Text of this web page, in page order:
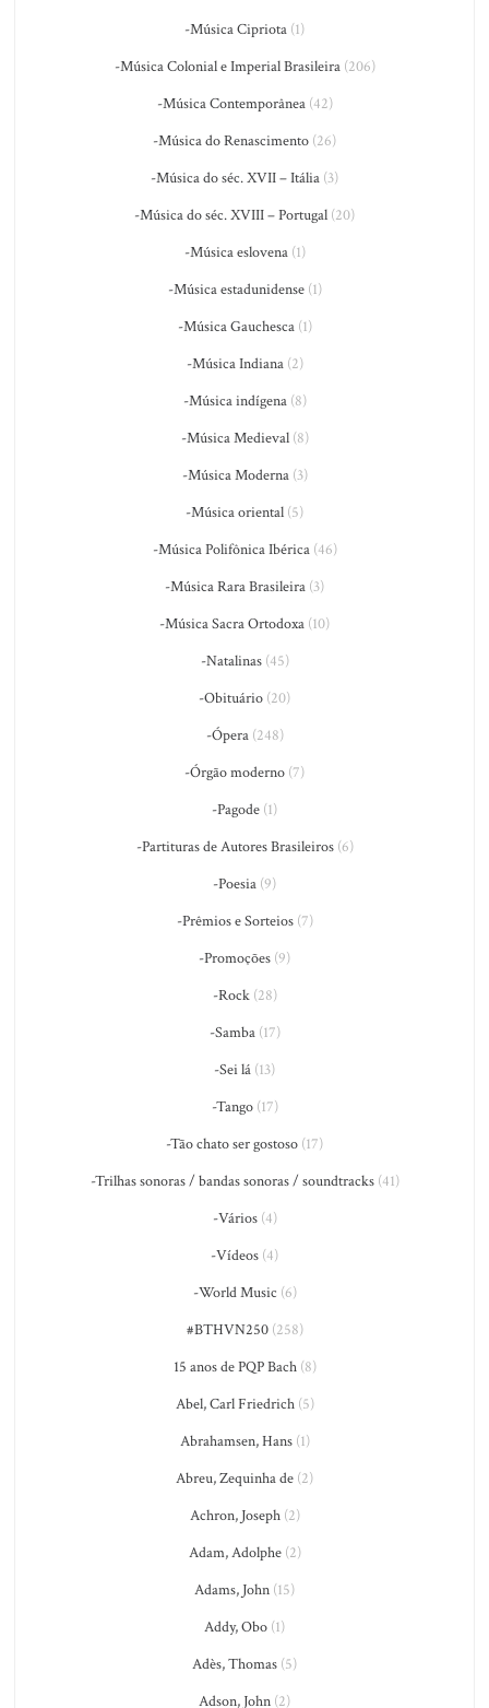
-Música Cipriota (1)
-Música Colonial e Imperial Brasileira(206)
-Música Contemporânea(42)
-Música do Renascimento (26)
-Música do séc. XVII – Itália (3)
-Música do séc. XVIII – Portugal (20)
-Música eslovena(1)
-Música estadunidense(1)
-Música Gauchesca(1)
-Música Indiana(2)
-Música indígena(8)
-Música Medieval(8)
-Música Moderna(3)
-Música oriental (5)
-Música Polifônica Ibérica(46)
-Música Rara Brasileira (3)
-Música Sacra Ortodoxa (10)
-Natalinas(45)
-Obituário (20)
-Ópera(248)
-Órgão moderno (7)
-Pagode (1)
-Partituras de Autores Brasileiros(6)
-Poesia (9)
-Prêmios e Sorteios(7)
-Promoções (9)
-Rock(28)
-Samba(17)
-Sei lá (13)
-Tango(17)
-Tão chato ser gostoso (17)
-Trilhas sonoras / bandas sonoras / soundtracks(41)
-Vários(4)
-Vídeos (4)
-World Music (6)
#BTHVN250(258)
15 anos de PQP Bach(8)
Abel, Carl Friedrich(5)
Abrahamsen, Hans(1)
Abreu, Zequinha de (2)
Achron, Joseph(2)
Adam, Adolphe(2)
Adams, John (15)
Addy, Obo (1)
Adès, Thomas (5)
Adson, John (2)